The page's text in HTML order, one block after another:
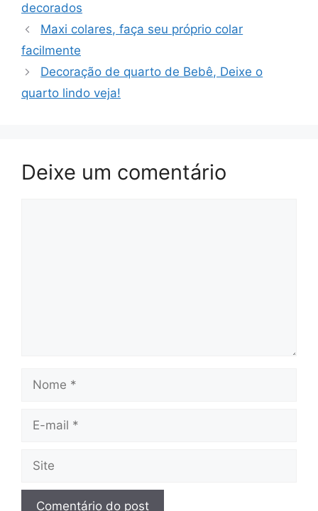
decorados
Maxi colares, faça seu próprio colar
facilmente
Decoração de quarto de Bebê, Deixe o
quarto lindo veja!
Deixe um comentário
Nome
Site